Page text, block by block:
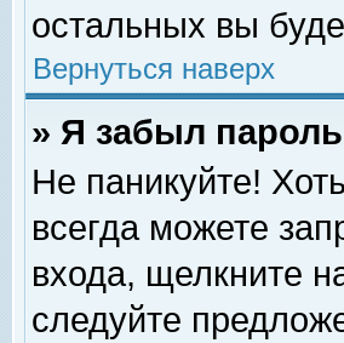
остальных вы
Вернуться наверх
» Я забыл
Не паникуйте!
всегда можете
входа, щелкните
следуйте